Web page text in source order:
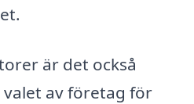
är det också
av företag för